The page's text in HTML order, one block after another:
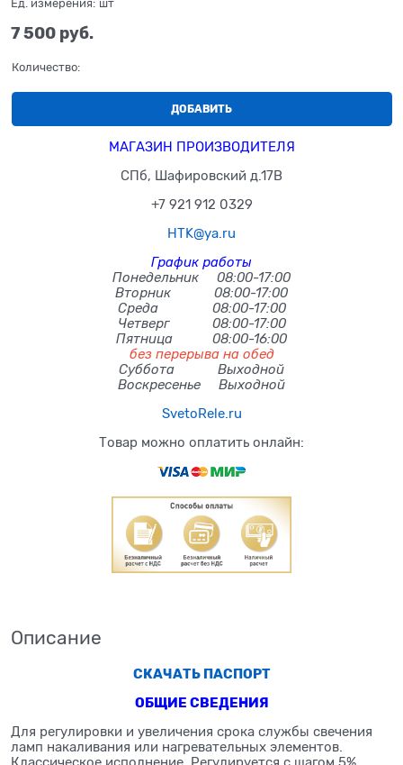
Ед. измерения: шт
7 500 руб.
Количество:
ДОБАВИТЬ
МАГАЗИН ПРОИЗВОДИТЕЛЯ
СПб, Шафировский д.17В
+7 921 912 0329
HTK@ya.ru
График работы
Понедельник 08:00-17:00
Вторник 08:00-17:00
Среда 08:00-17:00
Четверг 08:00-17:00
Пятница 08:00-16:00
без перерыва на обед
Суббота Выходной
Воскресенье Выходной
SvetoRele.ru
Товар можно оплатить онлайн:
Описание
СКАЧАТЬ ПАСПОРТ
ОБЩИЕ СВЕДЕНИЯ
Для регулировки и увеличения срока службы свечения
ламп накаливания или нагревательных элементов.